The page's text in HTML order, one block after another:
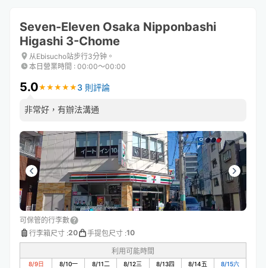
Seven-Eleven Osaka Nipponbashi
Higashi 3-Chome
从Ebisucho站步行3分钟。
本日營業時間 : 00:00〜00:00
5.0★ ★ ★ ★ ★
★ ★ ★ ★ ★ 3 則評論
非常好，有辦法溝通
可保管的行李數
行李箱尺寸 :20 手提包尺寸 :10
利用可能時間
8/9日 8/10一 8/11二 8/12三 8/13四 8/14五 8/15六